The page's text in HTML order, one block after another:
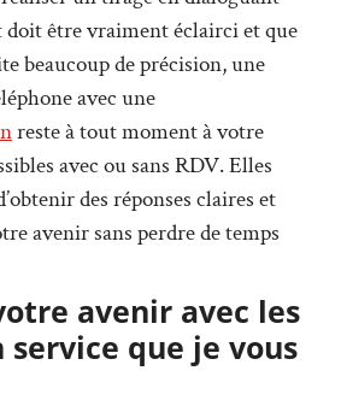
être vraiment éclairci et que
beaucoup de précision, une
avec une
reste à tout moment à votre
avec ou sans RDV. Elles
des réponses claires et
avenir sans perdre de temps
avenir avec les
service que je vous